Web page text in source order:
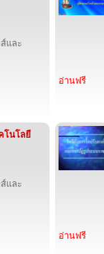
และ
อ่านฟรี
โนโลยี
และ
อ่านฟรี